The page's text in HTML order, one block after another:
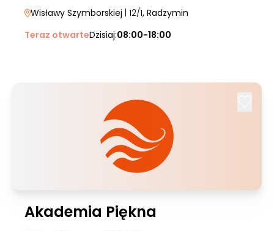
Wisławy Szymborskiej | 12/1, Radzymin
Teraz otwarteDzisiaj:08:00-18:00
Akademia Piękna